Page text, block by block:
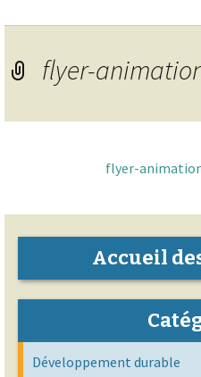
flyer-
flyer-
Accueil
Développement durable